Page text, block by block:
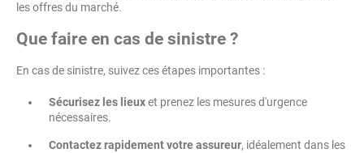
les offres du marché.
Que faire en cas de sinistre ?
En cas de sinistre, suivez ces étapes importantes :
Sécurisez les lieuxet prenez les mesures d'urgence
nécessaires.
Contactez rapidement votre assureur, idéalement dans les